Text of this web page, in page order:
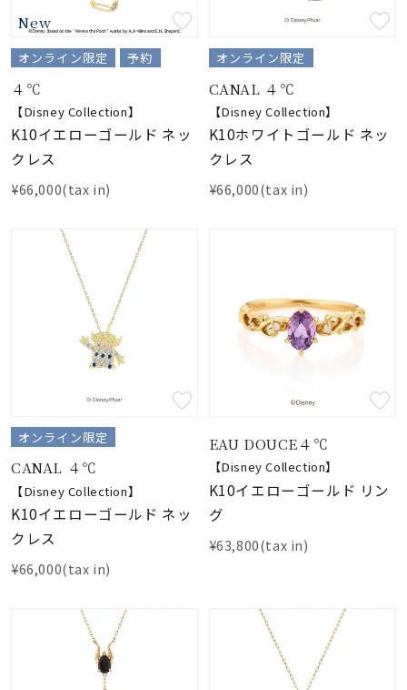
New
オンライン限定 予約
４℃
【Disney Collection】
K10イエローゴールド ネッ
クレス
¥66,000(tax in)
オンライン限定
CANAL ４℃
【Disney Collection】
K10ホワイトゴールド ネッ
クレス
¥66,000(tax in)
オンライン限定
CANAL ４℃
【Disney Collection】
K10イエローゴールド ネッ
クレス
¥66,000(tax in)
EAU DOUCE４℃
【Disney Collection】
K10イエローゴールド リン
グ
¥63,800(tax in)